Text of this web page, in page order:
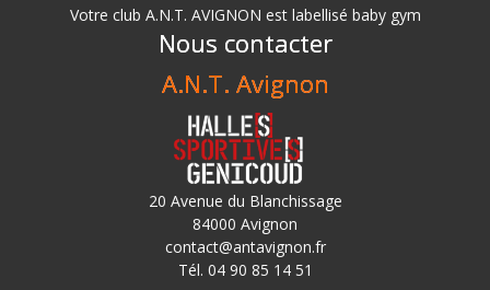
Votre club A.N.T. AVIGNON est labellisé baby gym
Nous contacter
A.N.T. Avignon
20 Avenue du Blanchissage
84000 Avignon
contact@antavignon.fr
Tél. 04 90 85 14 51